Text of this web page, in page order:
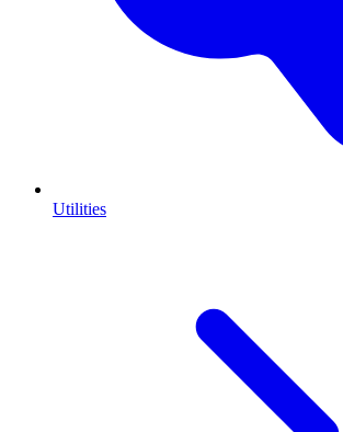
Utilities